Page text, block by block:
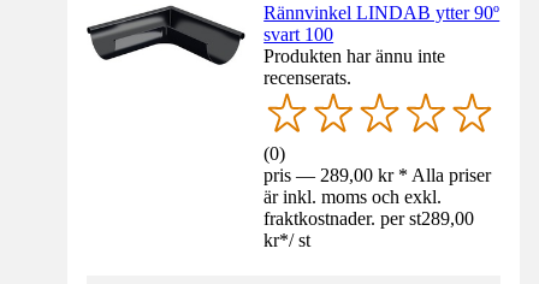
Rännvinkel LINDAB ytter 90º
svart 100
Produkten har ännu inte
recenserats.
(0)
pris — 289,00 kr * Alla priser
är inkl. moms och exkl.
fraktkostnader. per st289,00
kr*/ st